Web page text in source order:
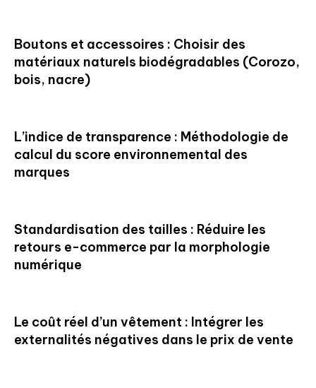
Boutons et accessoires : Choisir des
matériaux naturels biodégradables (Corozo,
bois, nacre)
L’indice de transparence : Méthodologie de
calcul du score environnemental des
marques
Standardisation des tailles : Réduire les
retours e-commerce par la morphologie
numérique
Le coût réel d’un vêtement : Intégrer les
externalités négatives dans le prix de vente